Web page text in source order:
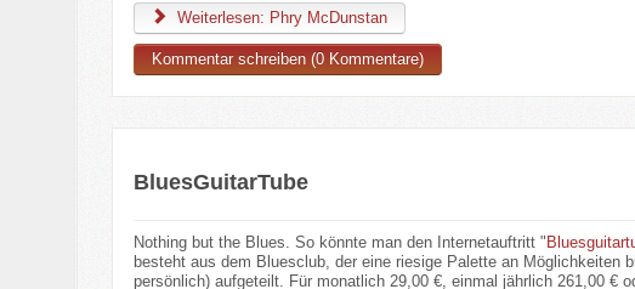
Weiterlesen: Phry McDunstan
Kommentar schreiben (0 Kommentare)
BluesGuitarTube
Nothing but the Blues. So könnte man den Internetauftritt "
besteht aus dem Bluesclub, der eine riesige Palette an
persönlich) aufgeteilt. Für monatlich 29,00 €, einmal jährlich 261,00 €